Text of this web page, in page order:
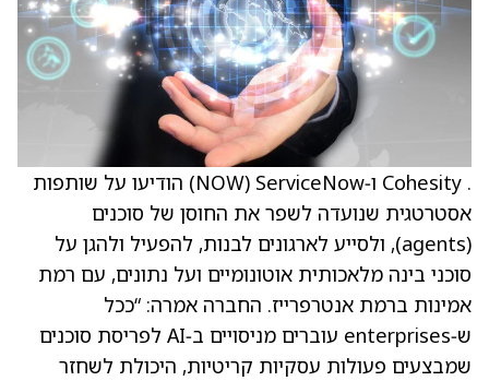
. Cohesity ו‑ServiceNow ‏(NOW) הודיעו על שותפות
אסטרטגית שנועדה לשפר את החוסן של סוכנים
(agents), ולסייע לארגונים לבנות, להפעיל ולהגן על
סוכני בינה מלאכותית אוטונומיים ועל נתונים, עם רמת
אמינות ברמת אנטרפרייז. החברה אמרה: “ככל
ש‑enterprises עוברים מניסויים ב‑AI לפריסת סוכנים
שמבצעים פעולות עסקיות קריטיות, היכולת לשחזר